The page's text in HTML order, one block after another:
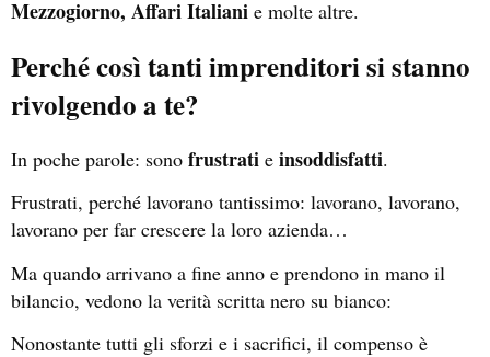
Mezzogiorno, Affari Italiani e molte altre.
Perché così tanti imprenditori si stanno
rivolgendo a te?
In poche parole: sono frustrati e insoddisfatti.
Frustrati, perché lavorano tantissimo: lavorano, lavorano,
lavorano per far crescere la loro azienda…
Ma quando arrivano a fine anno e prendono in mano il
bilancio, vedono la verità scritta nero su bianco:
Nonostante tutti gli sforzi e i sacrifici, il compenso è